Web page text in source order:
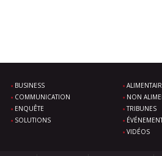
BUSINESS
COMMUNICATION
ENQUÊTE
SOLUTIONS
NON
TRIBUNES
VIDÉOS